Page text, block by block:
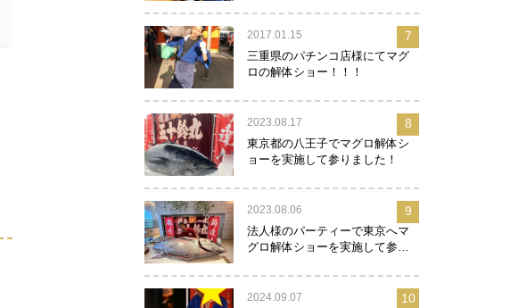
2017.01.15
三重県のパチンコ店様にてマグ
ロの解体ショー！！！
7
2023.08.17
東京都の八王子でマグロ解体シ
ョーを実施して参りました！
8
2023.08.06
法人様のパーティーで東京へマ
グロ解体ショーを実施して参り
9
2024.09.07 10